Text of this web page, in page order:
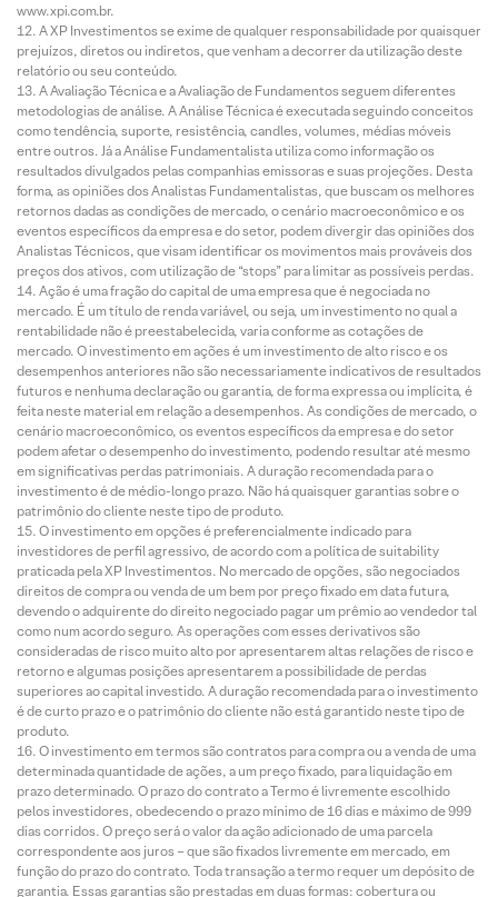
www.xpi.com.br.
A XP Investimentos se exime de qualquer responsabilidade por quaisquer
prejuízos, diretos ou indiretos, que venham a decorrer da utilização deste
relatório ou seu conteúdo.
A Avaliação Técnica e a Avaliação de Fundamentos seguem diferentes
metodologias de análise. A Análise Técnica é executada seguindo conceitos
como tendência, suporte, resistência, candles, volumes, médias móveis
entre outros. Já a Análise Fundamentalista utiliza como informação os
resultados divulgados pelas companhias emissoras e suas projeções. Desta
forma, as opiniões dos Analistas Fundamentalistas, que buscam os melhores
retornos dadas as condições de mercado, o cenário macroeconômico e os
eventos específicos da empresa e do setor, podem divergir das opiniões dos
Analistas Técnicos, que visam identificar os movimentos mais prováveis dos
preços dos ativos, com utilização de “stops” para limitar as possíveis perdas.
Ação é uma fração do capital de uma empresa que é negociada no
mercado. É um título de renda variável, ou seja, um investimento no qual a
rentabilidade não é preestabelecida, varia conforme as cotações de
mercado. O investimento em ações é um investimento de alto risco e os
desempenhos anteriores não são necessariamente indicativos de resultados
futuros e nenhuma declaração ou garantia, de forma expressa ou implícita, é
feita neste material em relação a desempenhos. As condições de mercado, o
cenário macroeconômico, os eventos específicos da empresa e do setor
podem afetar o desempenho do investimento, podendo resultar até mesmo
em significativas perdas patrimoniais. A duração recomendada para o
investimento é de médio-longo prazo. Não há quaisquer garantias sobre o
patrimônio do cliente neste tipo de produto.
O investimento em opções é preferencialmente indicado para
investidores de perfil agressivo, de acordo com a política de suitability
praticada pela XP Investimentos. No mercado de opções, são negociados
direitos de compra ou venda de um bem por preço fixado em data futura,
devendo o adquirente do direito negociado pagar um prêmio ao vendedor tal
como num acordo seguro. As operações com esses derivativos são
consideradas de risco muito alto por apresentarem altas relações de risco e
retorno e algumas posições apresentarem a possibilidade de perdas
superiores ao capital investido. A duração recomendada para o investimento
é de curto prazo e o patrimônio do cliente não está garantido neste tipo de
produto.
O investimento em termos são contratos para compra ou a venda de uma
determinada quantidade de ações, a um preço fixado, para liquidação em
prazo determinado. O prazo do contrato a Termo é livremente escolhido
pelos investidores, obedecendo o prazo mínimo de 16 dias e máximo de 999
dias corridos. O preço será o valor da ação adicionado de uma parcela
correspondente aos juros – que são fixados livremente em mercado, em
função do prazo do contrato. Toda transação a termo requer um depósito de
garantia. Essas garantias são prestadas em duas formas: cobertura ou